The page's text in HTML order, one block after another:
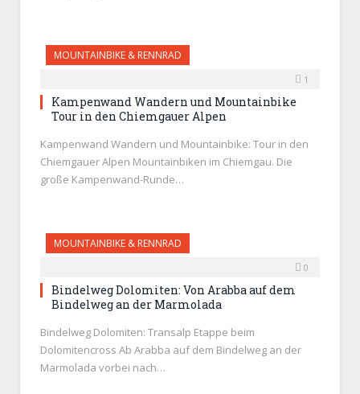
MOUNTAINBIKE & RENNRAD
1
Kampenwand Wandern und Mountainbike
Tour in den Chiemgauer Alpen
Kampenwand Wandern und Mountainbike: Tour in den
Chiemgauer Alpen Mountainbiken im Chiemgau. Die
große Kampenwand-Runde…
MOUNTAINBIKE & RENNRAD
0
Bindelweg Dolomiten: Von Arabba auf dem
Bindelweg an der Marmolada
Bindelweg Dolomiten: Transalp Etappe beim
Dolomitencross Ab Arabba auf dem Bindelweg an der
Marmolada vorbei nach…